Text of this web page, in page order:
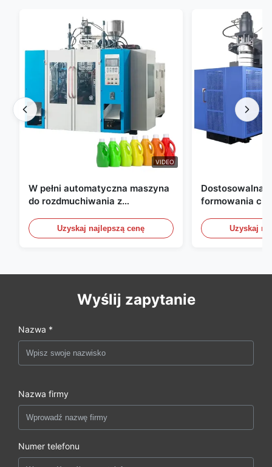
VIDEO
W pełni automatyczna maszyna
do rozdmuchiwania z
rozdmuchiwania butelek HDPE
Uzyskaj najlepszą cenę
Dostosowalna
formowania
Automatyczne
formowania
Uzyskaj
Wyślij zapytanie
Nazwa *
Nazwa firmy
Numer telefonu